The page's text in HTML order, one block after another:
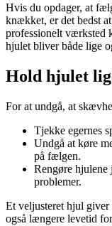
Hvis du opdager, at
knækket, er det bedst
professionelt værksted
hjulet bliver både lige
Hold hjulet
For at undgå, at
Tjekke egernes
Undgå at køre
på fælgen.
Rengøre hjulene
problemer.
Et veljusteret hjul giver
også længere levetid